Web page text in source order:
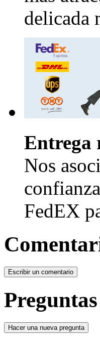
delicada
Entrega
Nos
FedEX